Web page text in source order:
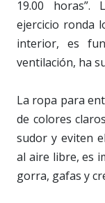
19.00 horas”.
ejercicio ronda
interior, es
ventilación, ha
La ropa para
de colores
sudor y eviten
al aire libre, es
gorra, gafas y